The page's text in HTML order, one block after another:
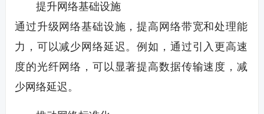
提升网络基础设施
通过升级网络基础设施，提高网络带宽和处理能
力，可以减少网络延迟。例如，通过引入更高速
度的光纤网络，可以显著提高数据传输速度，减
少网络延迟。